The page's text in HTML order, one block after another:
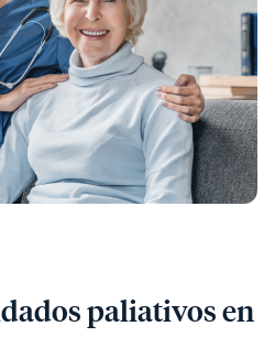
paliativos en